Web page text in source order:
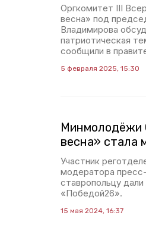
Оргкомитет III
весна» под
Владимирова
патриотическая
сообщили в
5 февраля 2025, 15:30
Минмолодёжи
весна» стала
Участник
модератора
ставропольцу
«Победой26».
15 мая 2024, 16:37